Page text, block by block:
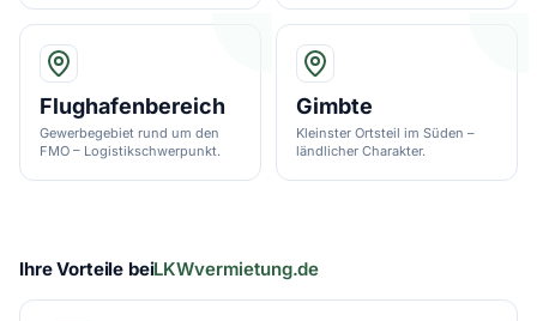
Flughafenbereich
Gewerbegebiet rund um den
FMO – Logistikschwerpunkt.
Gimbte
Kleinster Ortsteil im Süden –
ländlicher Charakter.
Ihre Vorteile beiLKWvermietung.de